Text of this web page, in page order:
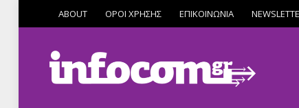
ABOUT ΟΡΟΙ ΧΡΗΣΗΣ ΕΠΙΚΟΙΝΩΝΙΑ